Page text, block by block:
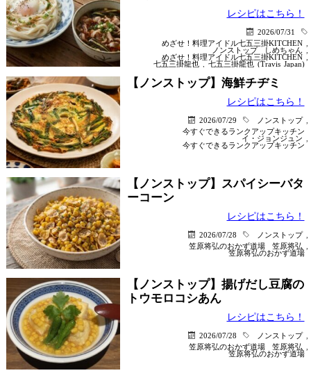
レシピはこちら！
2026/07/31
めざせ！料理アイドル七五三掛KITCHEN
ノンストップ
しめちゃん
,
めざせ！料理アイドル七五三掛KITCHEN ,
七五三掛龍也
七五三掛龍也 (Travis Japan)
【ノンストップ】海鮮チヂミ
レシピはこちら！
2026/07/29 ノンストップ
今すぐできるランクアップキッチン
イ・ジョンジュン
今すぐできるランクアップキッチン
【ノンストップ】スパイシーバタ
ーコーン
レシピはこちら！
2026/07/28 ノンストップ
笠原将弘のおかず道場
笠原将弘
笠原将弘のおかず道場
【ノンストップ】揚げだし豆腐の
トウモロコシあん
レシピはこちら！
2026/07/28 ノンストップ
笠原将弘のおかず道場
笠原将弘
笠原将弘のおかず道場